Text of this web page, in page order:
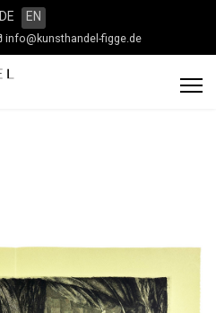
DE EN
info@kunsthandel-figge.de